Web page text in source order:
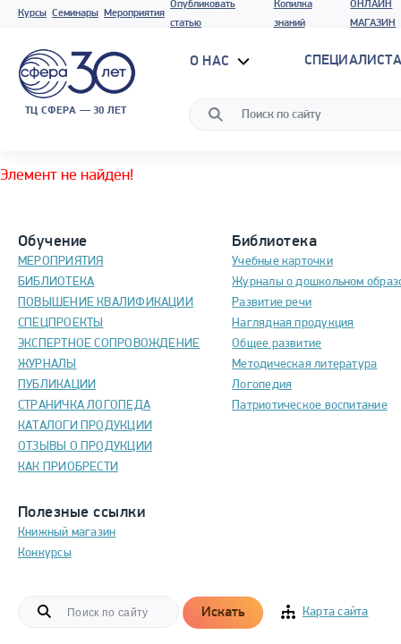
Курсы Семинары Мероприятия
Опубликовать
статью
Копилка
знаний
ОНЛАЙН
МАГАЗИН
ТЦ СФЕРА — 30 ЛЕТ
О НАС
Элемент не найден!
Обучение
МЕРОПРИЯТИЯ
БИБЛИОТЕКА
ПОВЫШЕНИЕ КВАЛИФИКАЦИИ
СПЕЦПРОЕКТЫ
ЭКСПЕРТНОЕ СОПРОВОЖДЕНИЕ
ЖУРНАЛЫ
ПУБЛИКАЦИИ
СТРАНИЧКА ЛОГОПЕДА
КАТАЛОГИ ПРОДУКЦИИ
ОТЗЫВЫ О ПРОДУКЦИИ
КАК ПРИОБРЕСТИ
Полезные ссылки
Книжный магазин
Конкурсы
Библиотека
Учебные карточки
Журналы о дошкольном
Развитие речи
Наглядная продукция
Общее развитие
Методическая литература
Логопедия
Патриотическое воспитание
Искать Карта сайта